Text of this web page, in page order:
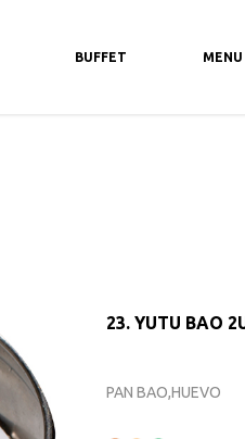
BUFFET
23. YUTU BAO
PAN BAO,HUEVO